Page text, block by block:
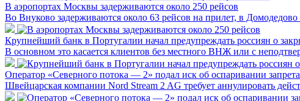
В аэропортах Москвы задерживаются около 250 рейсов
Во Внуково задерживаются около 63 рейсов на прилет, в
Крупнейший банк в Португалии начал предупреждать россиян о
В основном это касается клиентов без местного ВНЖ или с
Оператор «Северного потока — 2» подал иск об оспаривании
Швейцарская компании Nord Stream 2 AG требует аннулировать